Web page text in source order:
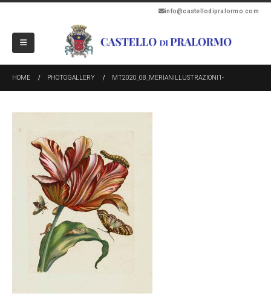
info@castellodipralormo.com
HOME PHOTOGALLERY MT2020_08_MERIANILLUSTRAZIONI1-